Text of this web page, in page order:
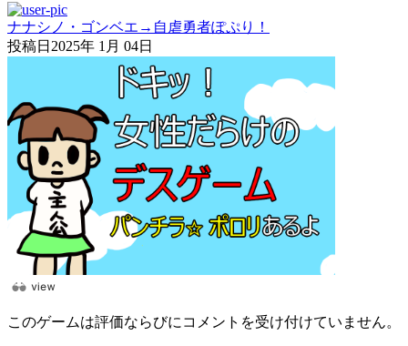
ナナシノ・ゴンベエ→自虐勇者ぽぷり！
投稿日 2025年 1月 04日
このゲームは評価ならびにコメントを受け付けていません。